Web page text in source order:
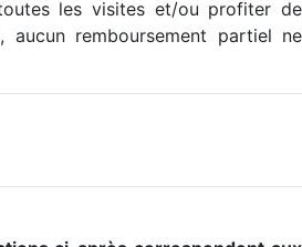
les visites et/ou profiter de
aucun remboursement partiel ne